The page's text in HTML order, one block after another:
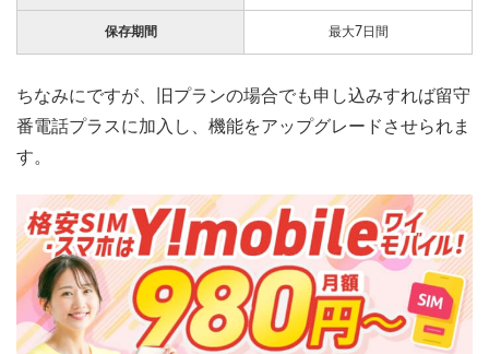
保存期間 最大7日間
ちなみにですが、旧プランの場合でも申し込みすれば留守
番電話プラスに加入し、機能をアップグレードさせられま
す。